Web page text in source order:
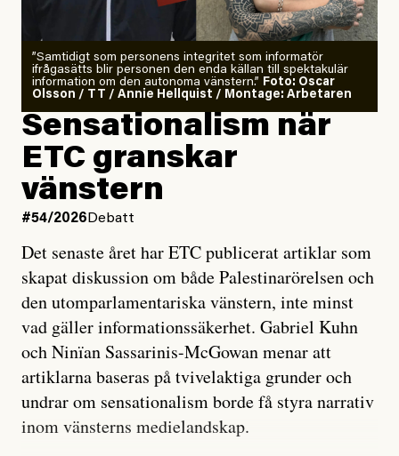
”Samtidigt som personens integritet som informatör
ifrågasätts blir personen den enda källan till spektakulär
information om den autonoma vänstern.” Foto: Oscar
Olsson / TT / Annie Hellquist / Montage: Arbetaren
Sensationalism när
ETC granskar
vänstern
#54/2026 Debatt
Det senaste året har ETC publicerat artiklar som
skapat diskussion om både Palestinarörelsen och
den utomparlamentariska vänstern, inte minst
vad gäller informationssäkerhet. Gabriel Kuhn
och Ninïan Sassarinis-McGowan menar att
artiklarna baseras på tvivelaktiga grunder och
undrar om sensationalism borde få styra narrativ
inom vänsterns medielandskap.